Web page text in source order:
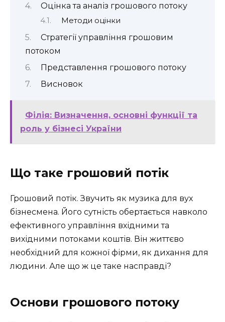
Оцінка та аналіз грошового потоку
Методи оцінки
Стратегії управління грошовим
потоком
Представлення грошового потоку
Висновок
Філія: Визначення, основні функції та
роль у бізнесі України
Що таке грошовий потік
Грошовий потік. Звучить як музика для вух
бізнесмена. Його сутність обертається навколо
ефективного управління вхідними та
вихідними потоками коштів. Він життєво
необхідний для кожної фірми, як дихання для
людини. Але що ж це таке насправді?
Основи грошового потоку